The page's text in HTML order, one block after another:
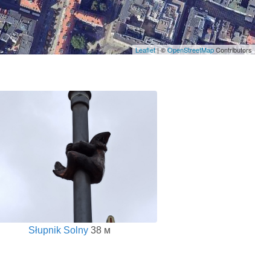
Leaflet| ©OpenStreetMapContributors
Słupnik Solny 38 м